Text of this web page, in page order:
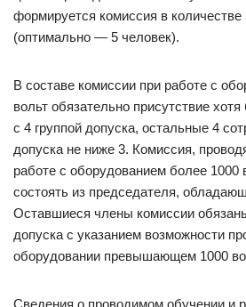
формируется комиссия в
(оптимально — 5 человек).
В составе комиссии при работе с
вольт обязательно присутствие
с 4 группой допуска, остальные 4
допуска не ниже 3. Комиссия,
работе с оборудованием более 1000
состоять из председателя,
Оставшиеся члены комиссии
допуска с указанием возможности
оборудовании превышающем 1000
Сведения о проводимом обучении и